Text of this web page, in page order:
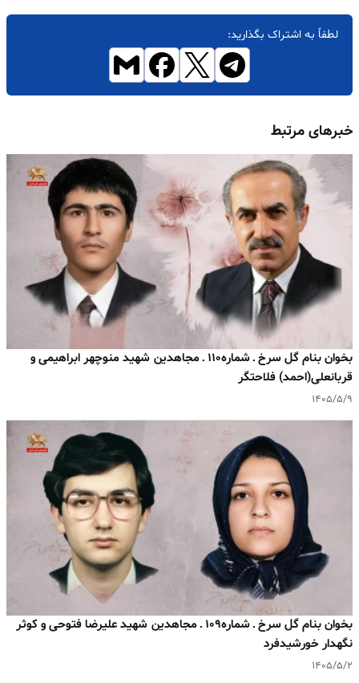
لطفاً به اشتراک بگذارید:
خبرهای مرتبط
بخوان بنام گل سرخ ـ شماره۱۱۰ ـ مجاهدین شهید منوچهر ابراهیمی و
قربانعلی(احمد) فلاحتگر
۱۴۰۵/۵/۹
بخوان بنام گل سرخ ـ شماره۱۰۹ ـ مجاهدین شهید علیرضا فتوحی و کوثر
نگهدار خورشیدفرد
۱۴۰۵/۵/۲